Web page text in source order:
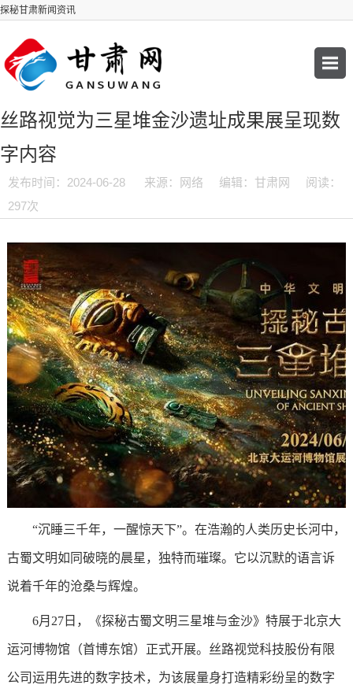
探秘甘肃新闻资讯
丝路视觉为三星堆金沙遗址成果展呈现数
字内容
发布时间：2024-06-28 来源：网络 编辑：甘肃网
阅读：
297次
“沉睡三千年，一醒惊天下”。在浩瀚的人类历史长河中，
古蜀文明如同破晓的晨星，独特而璀璨。它以沉默的语言诉
说着千年的沧桑与辉煌。
6月27日，《探秘古蜀文明三星堆与金沙》特展于北京大
运河博物馆（首博东馆）正式开展。丝路视觉科技股份有限
公司运用先进的数字技术，为该展量身打造精彩纷呈的数字